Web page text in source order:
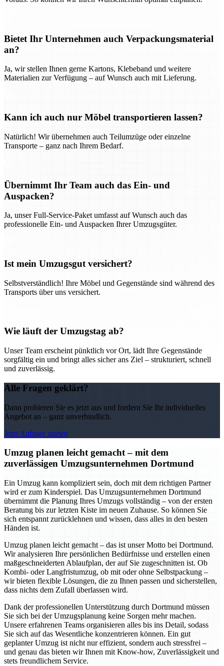
Bietet Ihr Unternehmen auch Verpackungsmaterial
an?
Ja, wir stellen Ihnen gerne Kartons, Klebeband und weitere
Materialien zur Verfügung – auf Wunsch auch mit Lieferung.
Kann ich auch nur Möbel transportieren lassen?
Natürlich! Wir übernehmen auch Teilumzüge oder einzelne
Transporte – ganz nach Ihrem Bedarf.
Übernimmt Ihr Team auch das Ein- und
Auspacken?
Ja, unser Full-Service-Paket umfasst auf Wunsch auch das
professionelle Ein- und Auspacken Ihrer Umzugsgüter.
Ist mein Umzugsgut versichert?
Selbstverständlich! Ihre Möbel und Gegenstände sind während des
Transports über uns versichert.
Wie läuft der Umzugstag ab?
Unser Team erscheint pünktlich vor Ort, lädt Ihre Gegenstände
sorgfältig ein und bringt alles sicher ans Ziel – strukturiert, schnell
und zuverlässig.
Alle Fragen geklärt?
Dann probieren Sie es jetzt aus und fordern Sie Ihr individuelles
Angebot an – ganz unverbindlich.
Jetzt Anfrage starten
Umzug planen leicht gemacht – mit dem
zuverlässigen Umzugsunternehmen Dortmund
Ein Umzug kann kompliziert sein, doch mit dem richtigen Partner
wird er zum Kinderspiel. Das Umzugsunternehmen Dortmund
übernimmt die Planung Ihres Umzugs vollständig – von der ersten
Beratung bis zur letzten Kiste im neuen Zuhause. So können Sie
sich entspannt zurücklehnen und wissen, dass alles in den besten
Händen ist.
Umzug planen leicht gemacht – das ist unser Motto bei Dortmund.
Wir analysieren Ihre persönlichen Bedürfnisse und erstellen einen
maßgeschneiderten Ablaufplan, der auf Sie zugeschnitten ist. Ob
Kombi- oder Langfristumzug, ob mit oder ohne Selbstpackung –
wir bieten flexible Lösungen, die zu Ihnen passen und sicherstellen,
dass nichts dem Zufall überlassen wird.
Dank der professionellen Unterstützung durch Dortmund müssen
Sie sich bei der Umzugsplanung keine Sorgen mehr machen.
Unsere erfahrenen Teams organisieren alles bis ins Detail, sodass
Sie sich auf das Wesentliche konzentrieren können. Ein gut
geplanter Umzug ist nicht nur effizient, sondern auch stressfrei –
und genau das bieten wir Ihnen mit Know-how, Zuverlässigkeit und
stets freundlichem Service.